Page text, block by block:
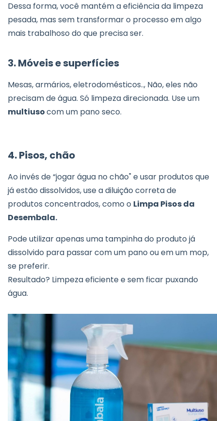
Dessa forma, você mantém a eficiência da limpeza
pesada, mas sem transformar o processo em algo
mais trabalhoso do que precisa ser.
3. Móveis e superfícies
Mesas, armários, eletrodomésticos.., Não, eles não
precisam de água. Só limpeza direcionada. Use um
multiusocom um pano seco.
4. Pisos, chão
Ao invés de “jogar água no chão" e usar produtos que
já estão dissolvidos, use a diluição correta de
produtos concentrados, como o Limpa Pisos da
Desembala.
Pode utilizar apenas uma tampinha do produto já
dissolvido para passar com um pano ou em um mop,
se preferir.
Resultado? Limpeza eficiente e sem ficar puxando
água.